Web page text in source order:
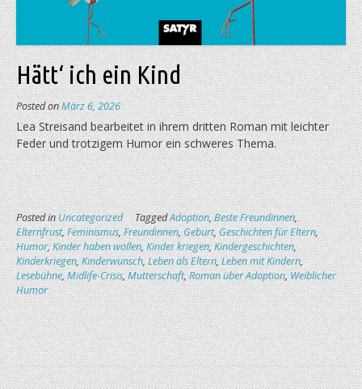
Hätt‘ ich ein Kind
Posted onMärz 6, 2026
Lea Streisand bearbeitet in ihrem dritten Roman mit leichter
Feder und trotzigem Humor ein schweres Thema.
Posted inUncategorized TaggedAdoption,Beste Freundinnen,
Elternfrust,Feminismus,Freundinnen,Geburt,Geschichten für Eltern,
Humor,Kinder haben wollen,Kinder kriegen,Kindergeschichten,
Kinderkriegen,Kinderwunsch,Leben als Eltern,Leben mit Kindern,
Lesebühne,Midlife-Crisis,Mutterschaft,Roman über Adoption,Weiblicher
Humor